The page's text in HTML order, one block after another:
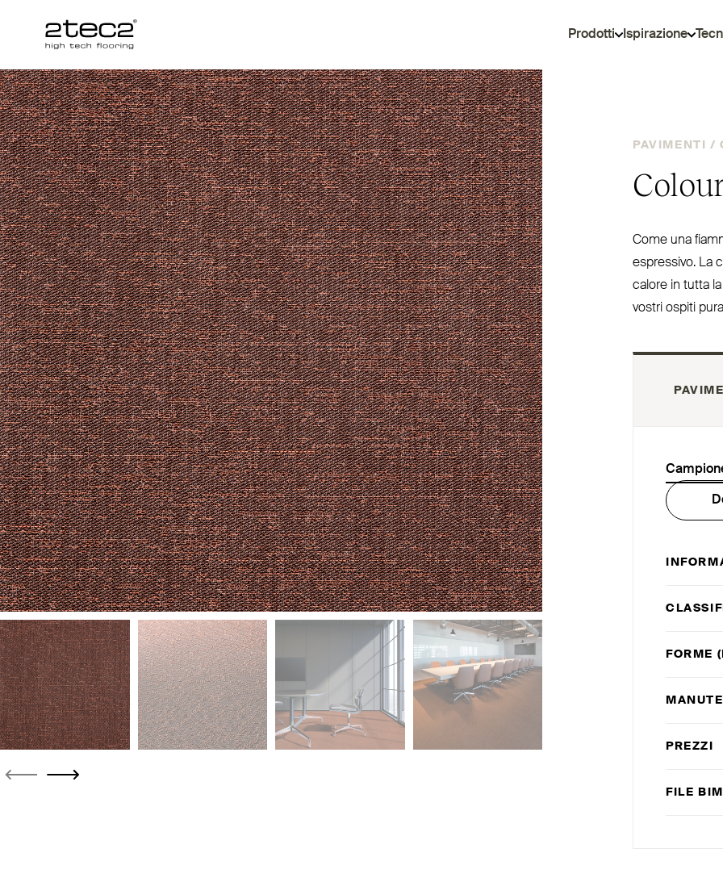
Primary Prodotti Ispirazione
PAVIMENTI /
Come una
espressivo. La
calore in tutta
vostri ospiti
FORME
PREZZI
FILE BIM